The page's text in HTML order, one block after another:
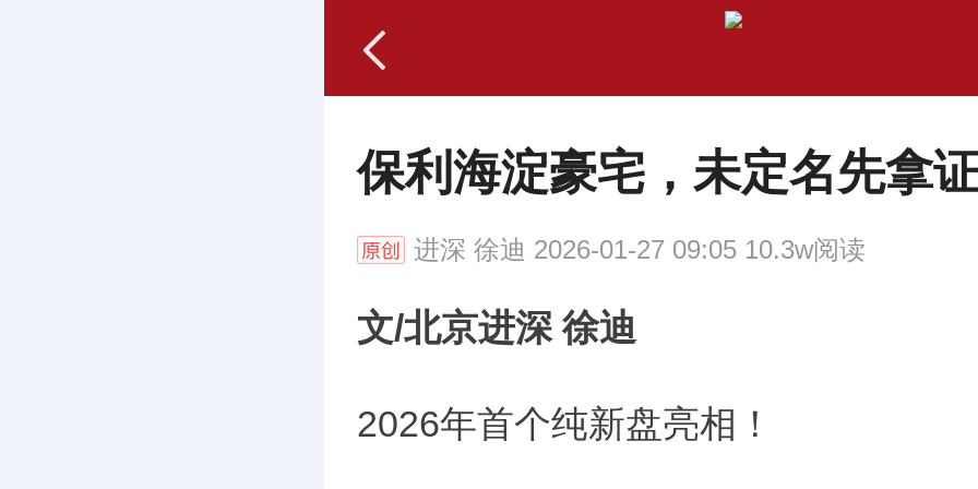
保利海淀豪宅，未定名先拿
进深 徐迪 2026-01-27 09:05 10.3w阅读
文/北京进深 徐迪
2026年首个纯新盘亮相！